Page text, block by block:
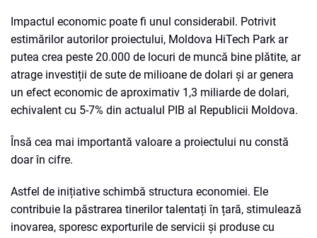
Impactul economic poate fi unul considerabil. Potrivit
estimărilor autorilor proiectului, Moldova HiTech Park ar
putea crea peste 20.000 de locuri de muncă bine plătite, ar
atrage investiții de sute de milioane de dolari și ar genera
un efect economic de aproximativ 1,3 miliarde de dolari,
echivalent cu 5-7% din actualul PIB al Republicii Moldova.
Însă cea mai importantă valoare a proiectului nu constă
doar în cifre.
Astfel de inițiative schimbă structura economiei. Ele
contribuie la păstrarea tinerilor talentați în țară, stimulează
inovarea, sporesc exporturile de servicii și produse cu